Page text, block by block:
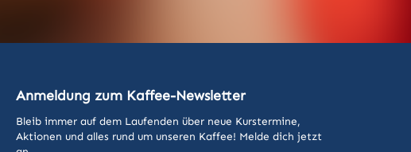
Anmeldung zum Kaffee-Newsletter
Bleib immer auf dem Laufenden über neue Kurstermine,
Aktionen und alles rund um unseren Kaffee! Melde dich jetzt